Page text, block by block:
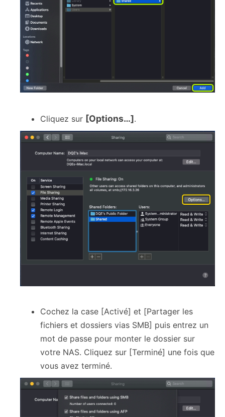
Cliquez sur [Options…].
Cochez la case [Activé] et [Partager les
fichiers et dossiers vias SMB] puis entrez un
mot de passe pour monter le dossier sur
votre NAS. Cliquez sur [Terminé] une fois que
vous avez terminé.